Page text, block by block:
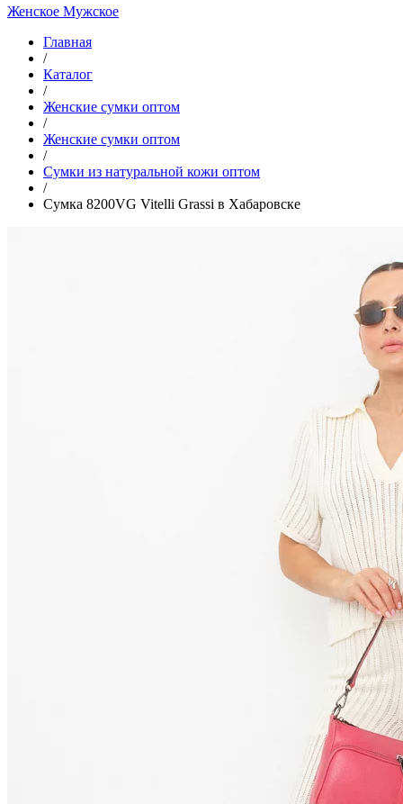
Женское Мужское
Главная
/
Каталог
/
Женские сумки оптом
/
Женские сумки оптом
/
Cумки из натуральной кожи оптом
/
Сумка 8200VG Vitelli Grassi в Хабаровске